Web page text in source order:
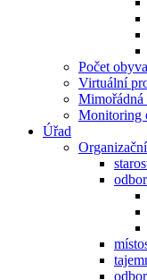
Počet
Virtuální
Mimořádná
Monitoring
Úřad